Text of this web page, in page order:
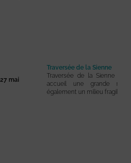
27 mai
Traversée de la Sienne
Traversée de la Sienne
accueil une grande
également un milieu fragile.